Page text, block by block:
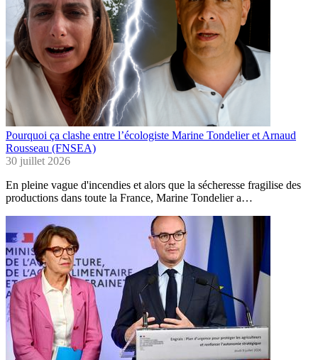
Pourquoi ça clashe entre l’écologiste Marine Tondelier et Arnaud
Rousseau (FNSEA)
30 juillet 2026
En pleine vague d'incendies et alors que la sécheresse fragilise des
productions dans toute la France, Marine Tondelier a…